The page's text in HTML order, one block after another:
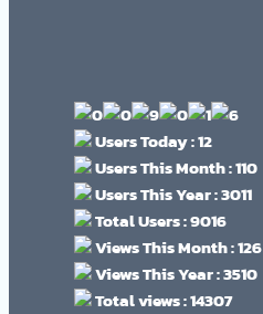
Users Today : 12
Users This Month : 110
Users This Year : 3011
Total Users : 9016
Views This Month : 126
Views This Year : 3510
Total views : 14307